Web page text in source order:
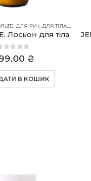
, ДЛЯ РУК, ДЛЯ ТІЛА, ДЛЯ ШИЇ
Лосьон для тіла
0out of 5
₴
В КОШИК